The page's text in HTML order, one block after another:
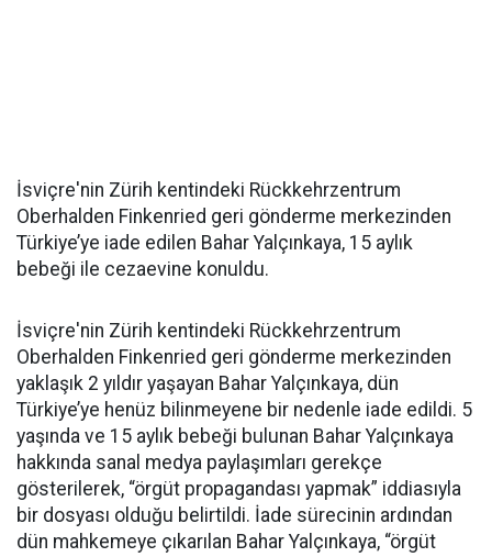
İsviçre'nin Zürih kentindeki Rückkehrzentrum
Oberhalden Finkenried geri gönderme merkezinden
Türkiye’ye iade edilen Bahar Yalçınkaya, 15 aylık
bebeği ile cezaevine konuldu.
İsviçre'nin Zürih kentindeki Rückkehrzentrum
Oberhalden Finkenried geri gönderme merkezinden
yaklaşık 2 yıldır yaşayan Bahar Yalçınkaya, dün
Türkiye’ye henüz bilinmeyene bir nedenle iade edildi. 5
yaşında ve 15 aylık bebeği bulunan Bahar Yalçınkaya
hakkında sanal medya paylaşımları gerekçe
gösterilerek, “örgüt propagandası yapmak” iddiasıyla
bir dosyası olduğu belirtildi. İade sürecinin ardından
dün mahkemeye çıkarılan Bahar Yalçınkaya, “örgüt